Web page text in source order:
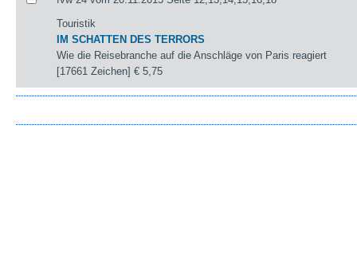
Touristik
IM SCHATTEN DES TERRORS
Wie die Reisebranche auf die Anschläge von Paris reagiert
[17661 Zeichen]€ 5,75